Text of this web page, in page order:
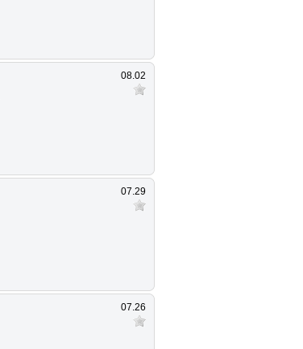
08.02
07.29
07.26